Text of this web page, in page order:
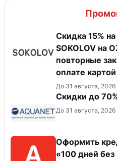
Скидка 15%
SOKOLOV на
повторные
оплате
До 31 августа, 2026
Скидки до
До 31 августа, 2026
Оформить
«100 дней без